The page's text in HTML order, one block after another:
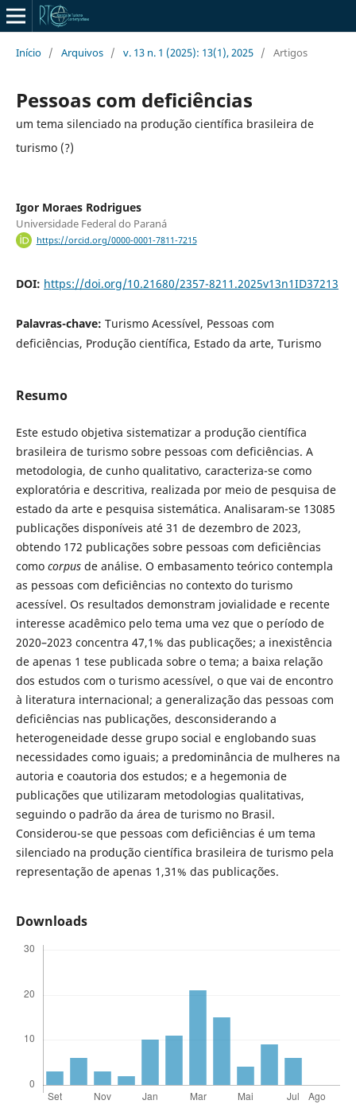
Início / Arquivos / v. 13 n. 1 (2025): 13(1), 2025 / Artigos
Pessoas com deficiências
um tema silenciado na produção científica brasileira de
turismo (?)
Igor Moraes Rodrigues
Universidade Federal do Paraná
https://orcid.org/0000-0001-7811-7215
DOI: https://doi.org/10.21680/2357-8211.2025v13n1ID37213
Palavras-chave: Turismo Acessível, Pessoas com
deficiências, Produção científica, Estado da arte, Turismo
Resumo
Este estudo objetiva sistematizar a produção científica
brasileira de turismo sobre pessoas com deficiências. A
metodologia, de cunho qualitativo, caracteriza-se como
exploratória e descritiva, realizada por meio de pesquisa de
estado da arte e pesquisa sistemática. Analisaram-se 13085
publicações disponíveis até 31 de dezembro de 2023,
obtendo 172 publicações sobre pessoas com deficiências
como corpusde análise. O embasamento teórico contempla
as pessoas com deficiências no contexto do turismo
acessível. Os resultados demonstram jovialidade e recente
interesse acadêmico pelo tema uma vez que o período de
2020–2023 concentra 47,1% das publicações; a inexistência
de apenas 1 tese publicada sobre o tema; a baixa relação
dos estudos com o turismo acessível, o que vai de encontro
à literatura internacional; a generalização das pessoas com
deficiências nas publicações, desconsiderando a
heterogeneidade desse grupo social e englobando suas
necessidades como iguais; a predominância de mulheres na
autoria e coautoria dos estudos; e a hegemonia de
publicações que utilizaram metodologias qualitativas,
seguindo o padrão da área de turismo no Brasil.
Considerou-se que pessoas com deficiências é um tema
silenciado na produção científica brasileira de turismo pela
representação de apenas 1,31% das publicações.
Downloads